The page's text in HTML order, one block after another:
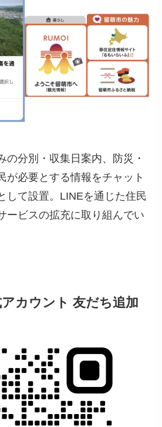
の分別・収集日案内、防災・
が必要とする情報をチャット
して設置。LINEを通じた住民
ービスの拡充に取り組んでい
カウント 友だち追加